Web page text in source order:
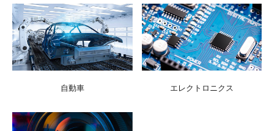
自動車 エレクトロニクス